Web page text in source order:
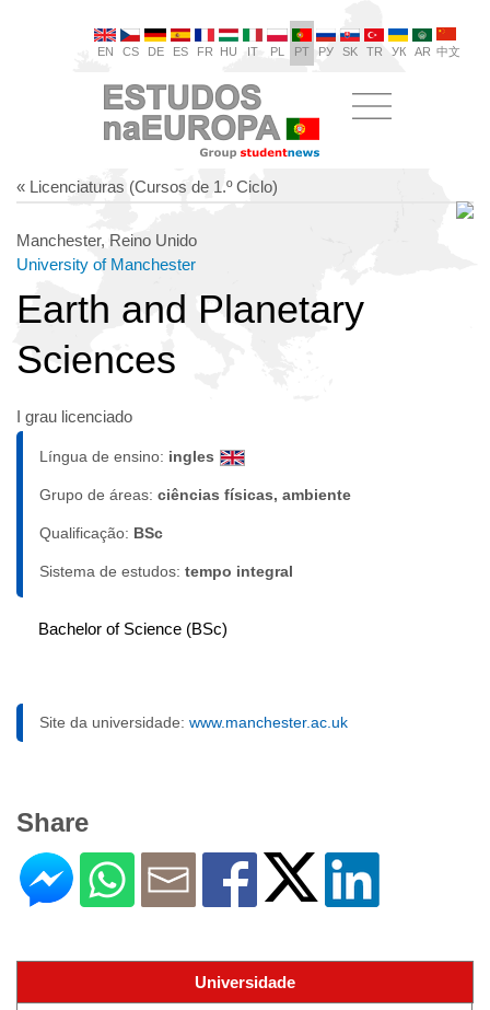
EN CS DE ES FR HU IT PL PT РУ SK TR УК AR 中文
« Licenciaturas (Cursos de 1.º Ciclo)
Manchester, Reino Unido
University of Manchester
Earth and Planetary
Sciences
I grau licenciado
Língua de ensino: ingles
Grupo de áreas: ciências físicas, ambiente
Qualificação: BSc
Sistema de estudos: tempo integral
Bachelor of Science (BSc)
Site da universidade: www.manchester.ac.uk
Share
Universidade